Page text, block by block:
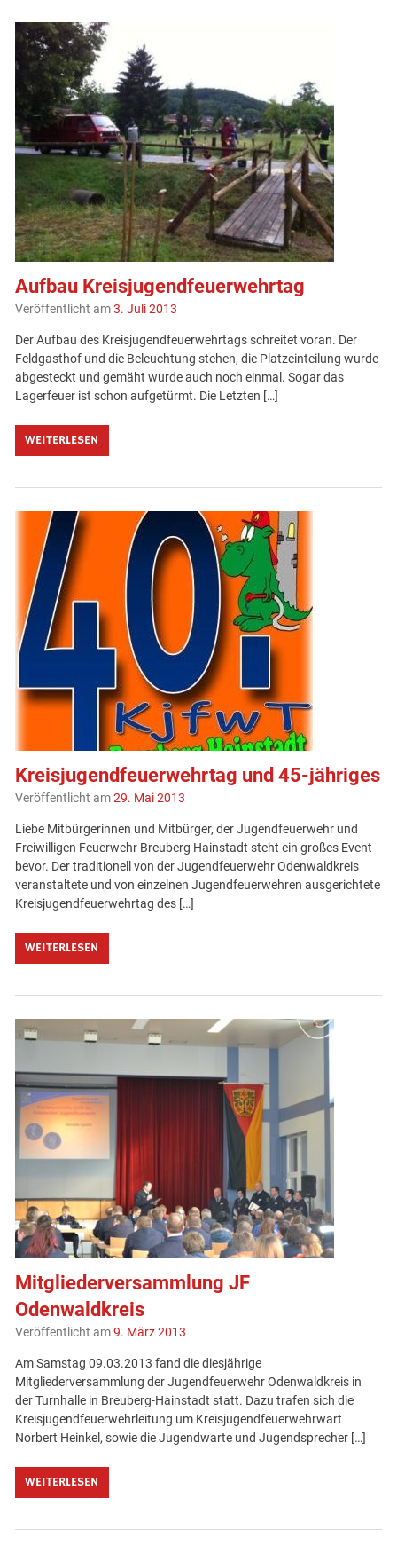
Aufbau Kreisjugendfeuerwehrtag
Veröffentlicht am3. Juli 2013
Der Aufbau des Kreisjugendfeuerwehrtags schreitet voran. Der
Feldgasthof und die Beleuchtung stehen, die Platzeinteilung wurde
abgesteckt und gemäht wurde auch noch einmal. Sogar das
Lagerfeuer ist schon aufgetürmt. Die Letzten […]
WEITERLESEN
Kreisjugendfeuerwehrtag und 45-jähriges
Veröffentlicht am29. Mai 2013
Liebe Mitbürgerinnen und Mitbürger, der Jugendfeuerwehr und
Freiwilligen Feuerwehr Breuberg Hainstadt steht ein großes Event
bevor. Der traditionell von der Jugendfeuerwehr Odenwaldkreis
veranstaltete und von einzelnen Jugendfeuerwehren ausgerichtete
Kreisjugendfeuerwehrtag des […]
WEITERLESEN
Mitgliederversammlung JF
Odenwaldkreis
Veröffentlicht am9. März 2013
Am Samstag 09.03.2013 fand die diesjährige
Mitgliederversammlung der Jugendfeuerwehr Odenwaldkreis in
der Turnhalle in Breuberg-Hainstadt statt. Dazu trafen sich die
Kreisjugendfeuerwehrleitung um Kreisjugendfeuerwehrwart
Norbert Heinkel, sowie die Jugendwarte und Jugendsprecher […]
WEITERLESEN